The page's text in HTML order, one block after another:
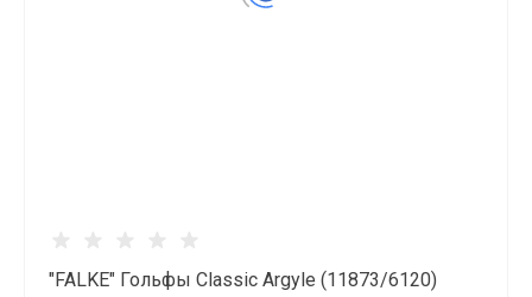
"FALKE" Гольфы Classic Argyle (11873/6120)